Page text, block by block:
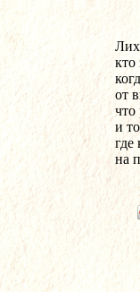
кто
от
что
и
где
на